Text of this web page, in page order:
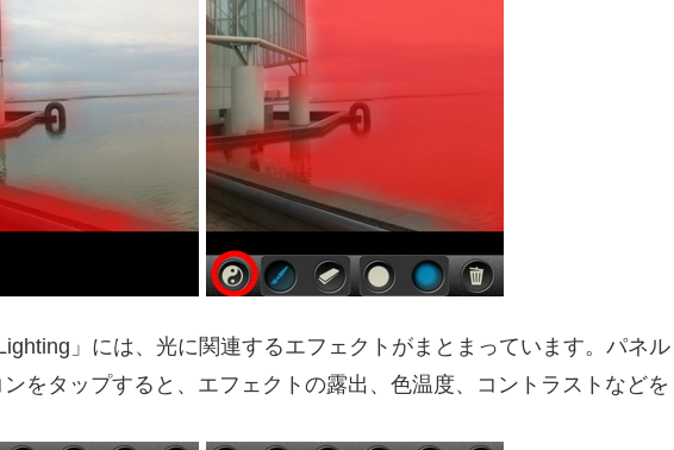
」には、光に関連するエフェクトがまとまっています。パネル
をタップすると、エフェクトの露出、色温度、コントラストなどを